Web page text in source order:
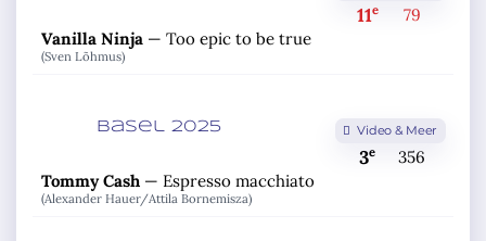
Vanilla Ninja— Too epic to be true
(Sven Lõhmus)
11e 79
Basel 2025
Tommy Cash— Espresso macchiato
(Alexander Hauer/Attila Bornemisza)
Video & Meer
3e 356